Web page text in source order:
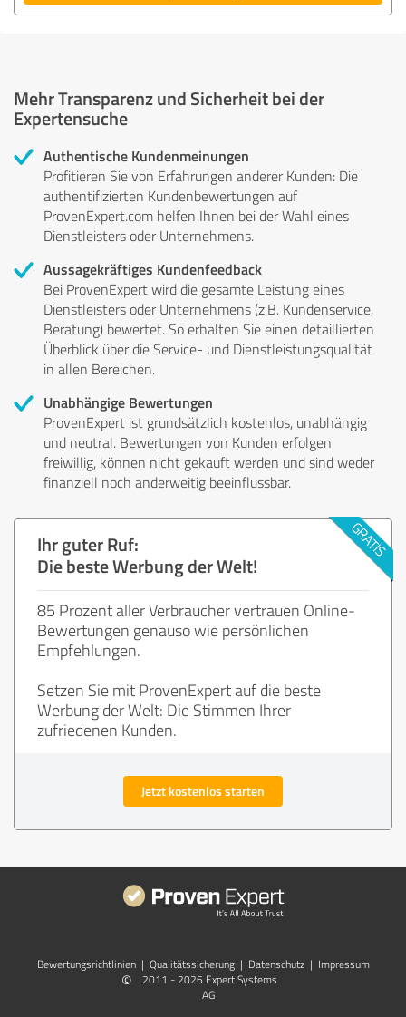
Mehr Transparenz und Sicherheit bei der
Expertensuche
Authentische Kundenmeinungen
Profitieren Sie von Erfahrungen anderer Kunden: Die
authentifizierten Kundenbewertungen auf
ProvenExpert.com helfen Ihnen bei der Wahl eines
Dienstleisters oder Unternehmens.
Aussagekräftiges Kundenfeedback
Bei ProvenExpert wird die gesamte Leistung eines
Dienstleisters oder Unternehmens (z.B. Kundenservice,
Beratung) bewertet. So erhalten Sie einen detaillierten
Überblick über die Service- und Dienstleistungsqualität
in allen Bereichen.
Unabhängige Bewertungen
ProvenExpert ist grundsätzlich kostenlos, unabhängig
und neutral. Bewertungen von Kunden erfolgen
freiwillig, können nicht gekauft werden und sind weder
finanziell noch anderweitig beeinflussbar.
Ihr guter Ruf:
Die beste Werbung der Welt!
85 Prozent aller Verbraucher vertrauen Online-
Bewertungen genauso wie persönlichen
Empfehlungen.
Setzen Sie mit ProvenExpert auf die beste
Werbung der Welt: Die Stimmen Ihrer
zufriedenen Kunden.
Jetzt kostenlos starten
Bewertungs­richtlinien | Qualitätssicherung | Datenschutz | Impressum
©
2011 - 2026 Expert Systems
AG